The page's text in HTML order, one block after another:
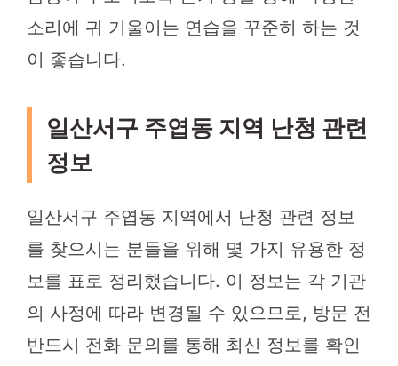
소리에 귀 기울이는 연습을 꾸준히 하는 것
이 좋습니다.
일산서구 주엽동 지역 난청 관련
정보
일산서구 주엽동 지역에서 난청 관련 정보
를 찾으시는 분들을 위해 몇 가지 유용한 정
보를 표로 정리했습니다. 이 정보는 각 기관
의 사정에 따라 변경될 수 있으므로, 방문 전
반드시 전화 문의를 통해 최신 정보를 확인